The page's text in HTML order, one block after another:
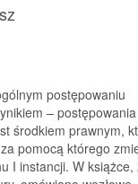
postępowaniu
– postępowania
środkiem prawnym,
pomocą którego
I instancji. W książce,